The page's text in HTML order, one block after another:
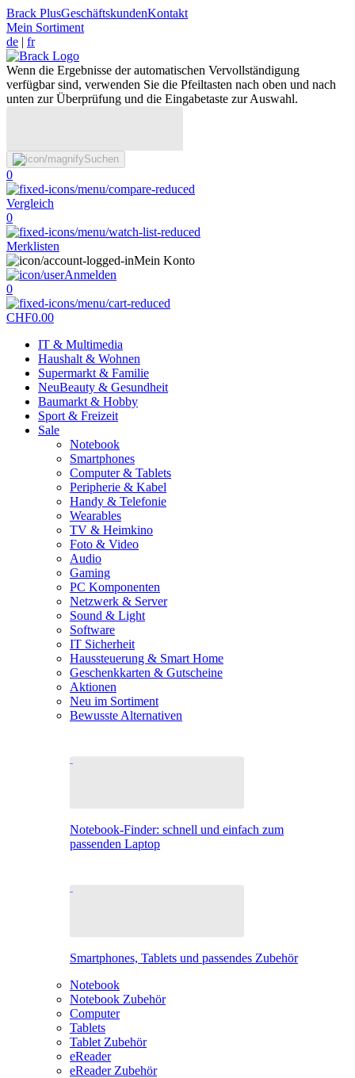
Brack PlusGeschäftskundenKontakt
Mein Sortiment
de | fr
Wenn die Ergebnisse der automatischen Vervollständigung
verfügbar sind, verwenden Sie die Pfeiltasten nach oben und nach
unten zur Überprüfung und die Eingabetaste zur Auswahl.
Suchen
0
Vergleich
0
Merklisten
Mein Konto
Anmelden
0
CHF0.00
IT & Multimedia
Haushalt & Wohnen
Supermarkt & Familie
NeuBeauty & Gesundheit
Baumarkt & Hobby
Sport & Freizeit
Sale
Notebook
Smartphones
Computer & Tablets
Peripherie & Kabel
Handy & Telefonie
Wearables
TV & Heimkino
Foto & Video
Audio
Gaming
PC Komponenten
Netzwerk & Server
Sound & Light
Software
IT Sicherheit
Haussteuerung & Smart Home
Geschenkkarten & Gutscheine
Aktionen
Neu im Sortiment
Bewusste Alternativen
Notebook-Finder: schnell und einfach zum
passenden Laptop
Smartphones, Tablets und passendes Zubehör
Notebook
Notebook Zubehör
Computer
Tablets
Tablet Zubehör
eReader
eReader Zubehör